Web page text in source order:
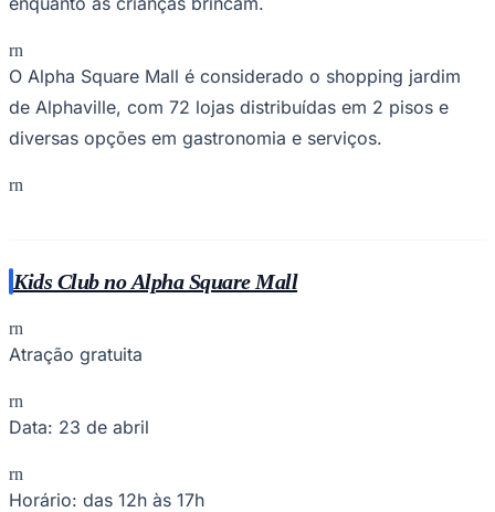
Corinthians
rn
O Alpha Square Mall é considerado o shopping jardim
de Alphaville, com 72 lojas distribuídas em 2 pisos e
diversas opções em gastronomia e serviços.
rn
Kids Club no Alpha Square Mall
rn
Atração gratuita
rn
Data: 23 de abril
rn
Horário: das 12h às 17h